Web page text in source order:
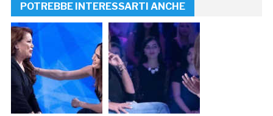
POTREBBE INTERESSARTI ANCHE